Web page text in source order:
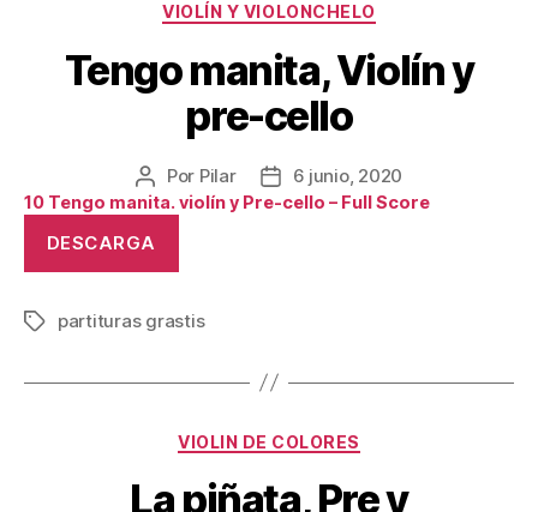
VIOLÍN Y VIOLONCHELO
Tengo manita, Violín y
pre-cello
Autor
de
publicación
Por Pilar
Fecha
de
6 junio, 2020
10 Tengo manita. violín y Pre-cello – Full Score
DESCARGA
Etiquetas
partituras grastis
Categorías
VIOLIN DE COLORES
La piñata, Pre y